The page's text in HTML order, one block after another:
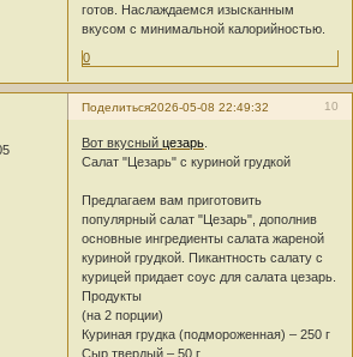
готов. Наслаждаемся изысканным
вкусом с минимальной калорийностью.
0
Поделиться 10
2026-05-08 22:49:32
Вот вкусныйцезарь
Салат "Цезарь" с куриной грудкой
Предлагаем вам приготовить
популярный салат "Цезарь", дополнив
основные ингредиенты салата жареной
куриной грудкой. Пикантность салату с
курицей придает соус для салата цезарь.
Продукты
(на 2 порции)
Куриная грудка (подмороженная) – 250 г
Сыр твердый – 50 г